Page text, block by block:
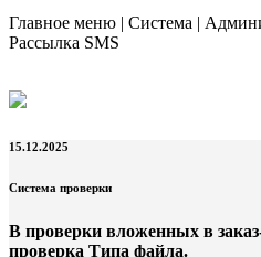
Главное меню | Система |
Рассылка SMS
15.12.2025
Система проверки
В проверки вложенных в
проверка Типа файла.